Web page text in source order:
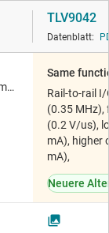
TLV9042
Datenblatt:
Übereinstimmung
Same
Rail-to-rail I/
(0.35 MHz),
(0.2 V/us),
mA), higher
mA),
Neuere